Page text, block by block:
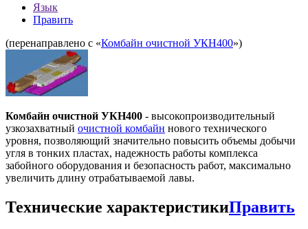
Язык
Править
(перенаправлено с «Комбайн очистной УКН400»)
Комбайн очистной УКН400 - высокопроизводительный
узкозахватный очистной комбайн нового технического
уровня, позволяющий значительно повысить объемы добычи
угля в тонких пластах, надежность работы комплекса
забойного оборудования и безопасность работ, максимально
увеличить длину отрабатываемой лавы.
Технические характеристикиПравить